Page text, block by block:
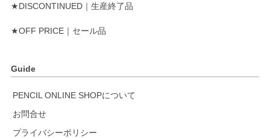
★DISCONTINUED｜生産終了品
★OFF PRICE｜セール品
Guide
PENCIL ONLINE SHOPについて
お問合せ
プライバシーポリシー